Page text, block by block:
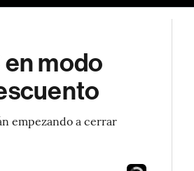
en modo
empezando a cerrar